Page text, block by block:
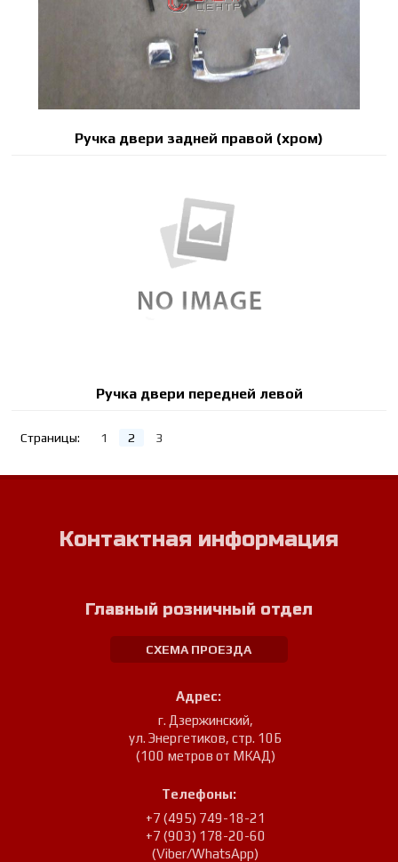
Ручка двери задней правой (хром)
Ручка двери передней левой
Страницы: 1 2 3
Контактная информация
Главный розничный отдел
СХЕМА ПРОЕЗДА
Адрес:
г. Дзержинский,
ул. Энергетиков, стр. 10Б
(100 метров от МКАД)
Телефоны:
+7 (495) 749-18-21
+7 (903) 178-20-60
(Viber/WhatsApp)